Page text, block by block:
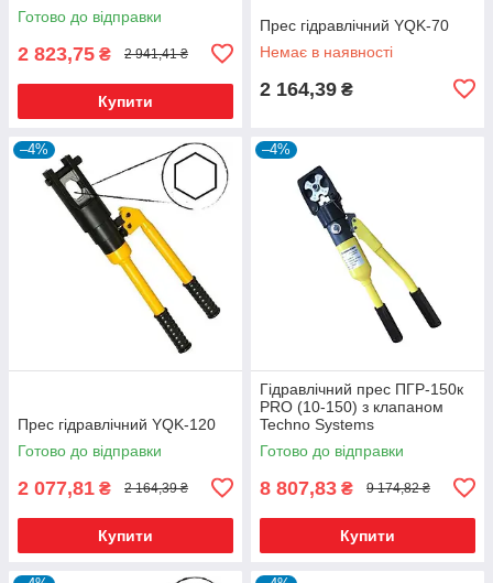
Готово до відправки
2 823,75 ₴ 2 941,41 ₴
Купити
Прес гідравлічний YQK-70
Немає в наявності
2 164,39 ₴
–4%
Прес гідравлічний YQK-120
Готово до відправки
2 077,81 ₴ 2 164,39 ₴
Купити
–4%
Гідравлічний прес ПГР-150к
PRO (10-150) з клапаном
Techno Systems
Готово до відправки
8 807,83 ₴ 9 174,82 ₴
Купити